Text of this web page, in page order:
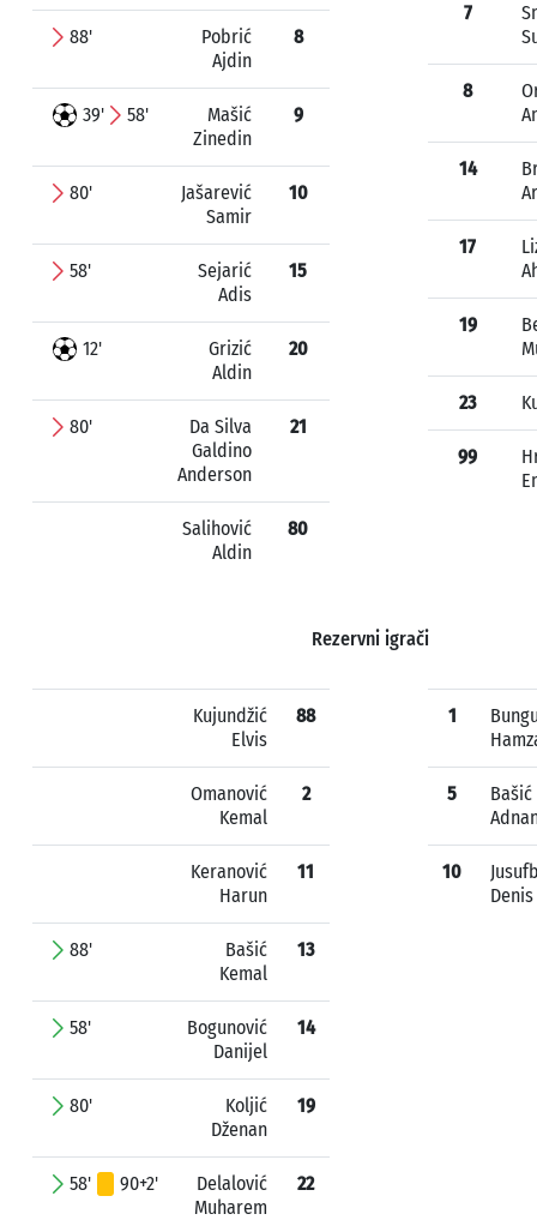
88'
Pobrić
Ajdin
8
39' 58'
Mašić
Zinedin
9
80'
Jašarević
Samir
10
58'
Sejarić
Adis
15
12'
Grizić
Aldin
20
80'
Da Silva
Galdino
Anderson
21
Salihović
Aldin
80
7
8
14
17
19
23
99
Rezervni igrači
Kujundžić
Elvis
88
Omanović
Kemal
2
Keranović
Harun
11
88'
Bašić
Kemal
13
58'
Bogunović
Danijel
14
80'
Koljić
Dženan
19
58' 90+2'
Delalović
Muharem
22
1
5
Bašić
10
Denis